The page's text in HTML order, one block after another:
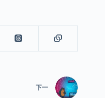
下一